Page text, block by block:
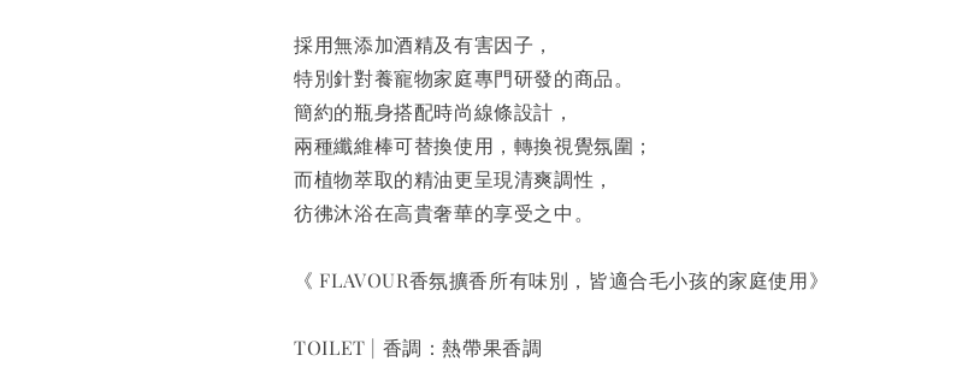
採用無添加酒精及有害因子，
特別針對養寵物家庭專門研發的商品。
簡約的瓶身搭配時尚線條設計，
兩種纖維棒可替換使用，轉換視覺氛圍；
而植物萃取的精油更呈現清爽調性，
彷彿沐浴在高貴奢華的享受之中。
《 FLAVOUR香氛擴香所有味別，皆適合毛小孩的家庭使用》
TOILET | 香調：熱帶果香調